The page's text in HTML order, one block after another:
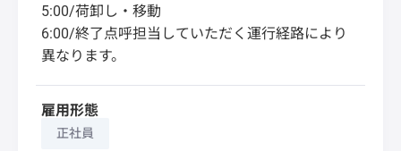
5:00/荷卸し・移動
6:00/終了点呼担当していただく運行経路により
異なります。
雇用形態
正社員